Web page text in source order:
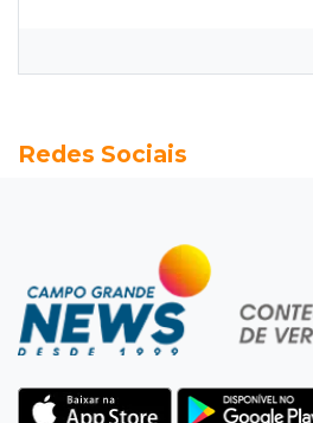
formação de ciclone bomba
23:00Ideb
Chapadão do Sul
Homem é baleado após
policiais militares
22:42Resumão
Redes Sociais